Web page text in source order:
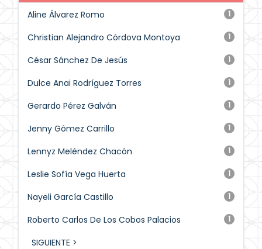
1
Aline Álvarez Romo
1
Christian Alejandro Córdova Montoya
1
César Sánchez De Jesús
1
Dulce Anai Rodríguez Torres
1
Gerardo Pérez Galván
1
Jenny Gómez Carrillo
1
Lennyz Meléndez Chacón
1
Leslie Sofía Vega Huerta
1
Nayeli García Castillo
1
Roberto Carlos De Los Cobos Palacios
SIGUIENTE >